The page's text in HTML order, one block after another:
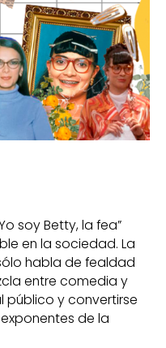
soy Betty, la fea”
en la sociedad. La
habla de fealdad
entre comedia y
y convertirse
de la